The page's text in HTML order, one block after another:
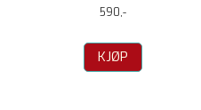
590,-
KJØP